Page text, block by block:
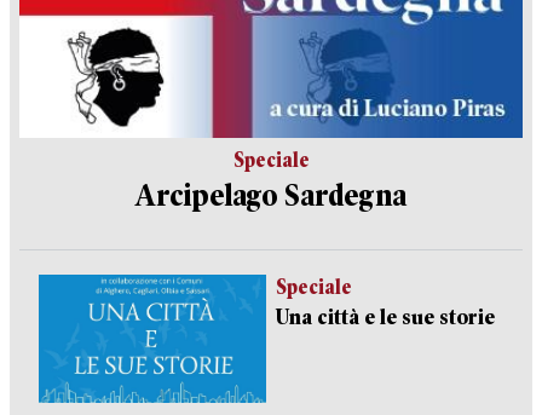
Speciale
Arcipelago Sardegna
Speciale
Una città e le sue storie